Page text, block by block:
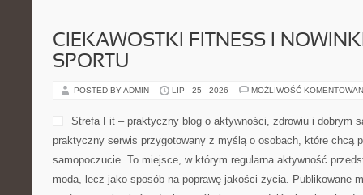
CIEKAWOSTKI FITNESS I
SPORTU
POSTED BY ADMIN LIP - 25 - 2026 MOŻLIWOŚĆ
Strefa Fit – praktyczny blog o aktywności, zdrowiu i dobrym
praktyczny serwis przygotowany z myślą o osobach, które chcą
samopoczucie. To miejsce, w którym regularna aktywność
moda, lecz jako sposób na poprawę jakości życia. Publikowane